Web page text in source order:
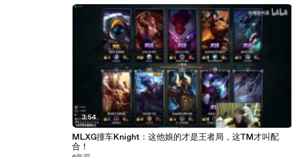
3:54
MLXG撞车Knight：这他娘的才是王者局，这TM才叫配
合！